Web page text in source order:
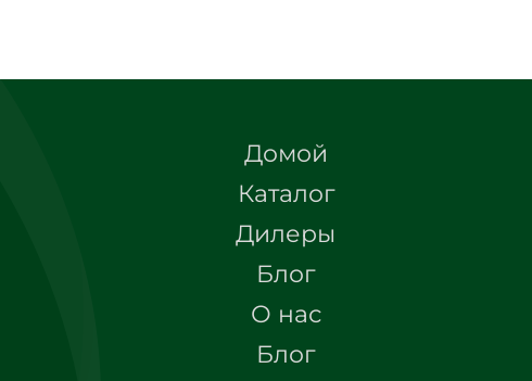
Домой
Каталог
Дилеры
Блог
О нас
Блог